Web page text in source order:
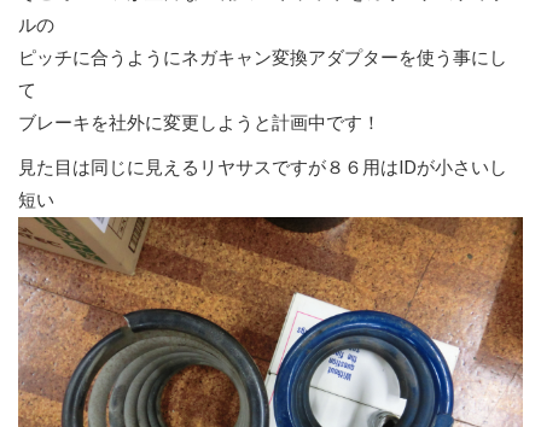
ルの
ピッチに合うようにネガキャン変換アダプターを使う事にし
て
ブレーキを社外に変更しようと計画中です！
見た目は同じに見えるリヤサスですが８６用はIDが小さいし
短い